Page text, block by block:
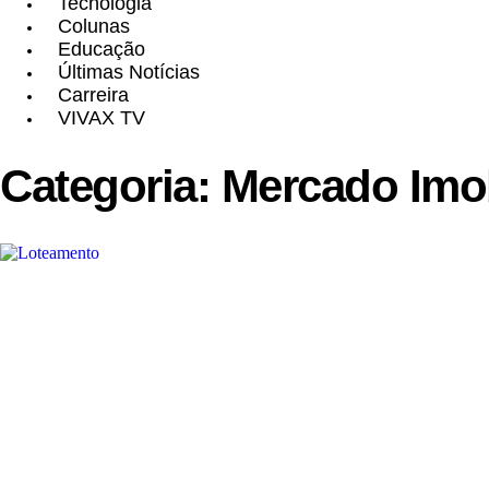
Colunas
Educação
Últimas Notícias
Carreira
VIVAX TV
Categoria: Mercado